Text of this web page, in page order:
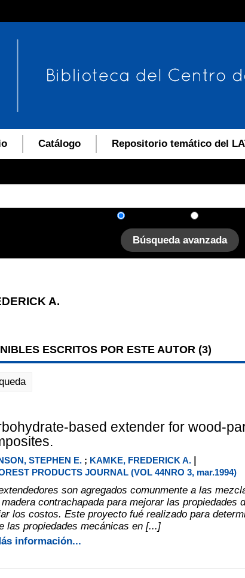
Catálogo Repositorio temático del
Búsqueda avanzada
A.
ESCRITOS POR ESTE AUTOR (3)
based extender for wood-
STEPHEN E.; KAMKE, FREDERICK A. |
PRODUCTS JOURNAL (VOL 44NRO 3, mar.1994)
son agregados comunmente a las
contrachapada para mejorar las propiedades
los costos. Este proyecto fué realizado para
las propiedades mecánicas en [...]
información...